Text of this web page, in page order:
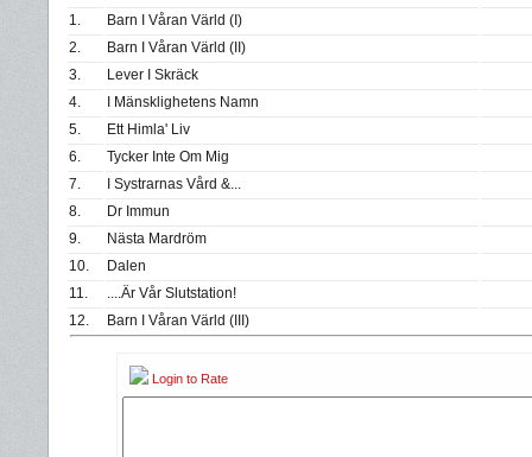
1.
Barn I Våran Värld (I)
2.
Barn I Våran Värld (II)
3.
Lever I Skräck
4.
I Mänsklighetens Namn
5.
Ett Himla' Liv
6.
Tycker Inte Om Mig
7.
I Systrarnas Vård &...
8.
Dr Immun
9.
Nästa Mardröm
10.
Dalen
11.
....Är Vår Slutstation!
12.
Barn I Våran Värld (III)
Login to Rate